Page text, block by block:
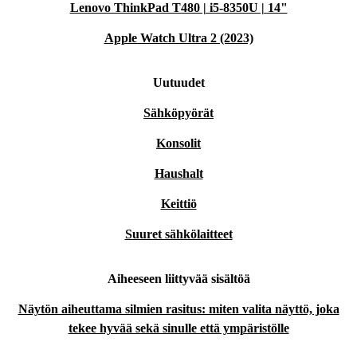
Lenovo ThinkPad T480 | i5-8350U | 14"
Apple Watch Ultra 2 (2023)
Uutuudet
Sähköpyörät
Konsolit
Haushalt
Keittiö
Suuret sähkölaitteet
Aiheeseen liittyvää sisältöä
Näytön aiheuttama silmien rasitus: miten valita näyttö, joka
tekee hyvää sekä sinulle että ympäristölle